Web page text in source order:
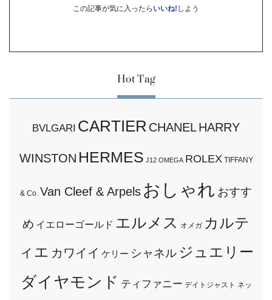
この記事が気に入ったら いいね! しよう
Hot Tag
BVLGARI CARTIER CHANELHARRY
WINSTON HERMES J12 OMEGA ROLEX TIFFANY
& Co. Van Cleef & Arpels おしゃれ おすす
め イエローゴールド エルメス オメガ カルテ
ィエ カワイイ ケリー シャネル ジュエリー
ダイヤモンド ティファニー デイトジャスト ネッ